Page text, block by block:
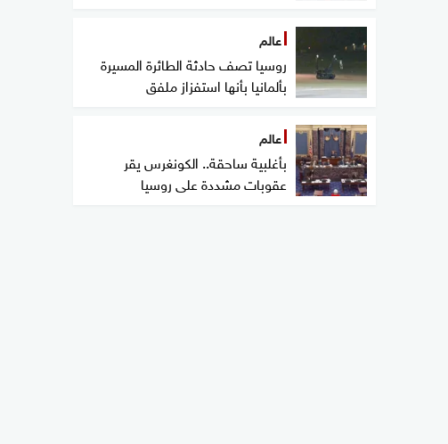
عالم
روسيا تصف حادثة الطائرة المسيرة
بألمانيا بأنها استفزاز ملفق
عالم
بأغلبية ساحقة.. الكونغرس يقر
عقوبات مشددة على روسيا